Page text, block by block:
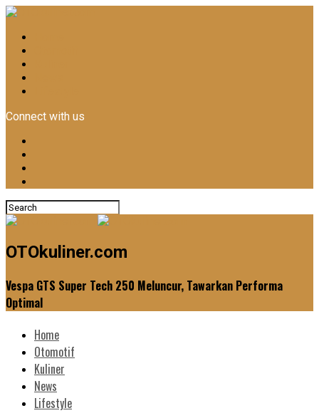
Connect with us
OTOkuliner.com
Vespa GTS Super Tech 250 Meluncur, Tawarkan Performa
Optimal
Home
Otomotif
Kuliner
News
Lifestyle